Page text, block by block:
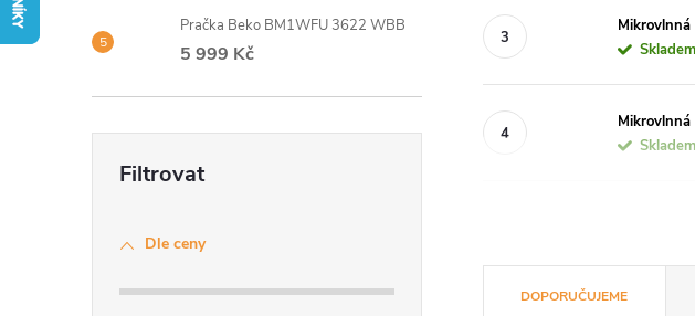
n
í
Pračka Beko BM1WFU 3622 WBB
5 999 Kč
Dle ceny
DOPORUČUJEME